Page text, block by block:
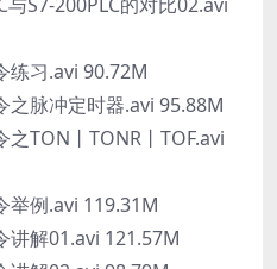
习.avi 90.72M
脉冲定时器.avi 95.88M
TON丨TONR丨TOF.avi
例.avi 119.31M
解01.avi 121.57M